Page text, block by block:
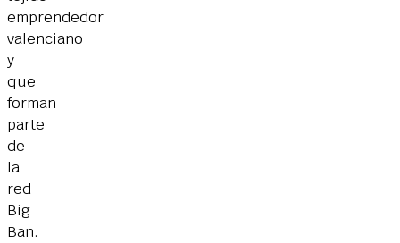
emprendedor
valenciano
y
que
forman
parte
de
la
red
Big
Ban.